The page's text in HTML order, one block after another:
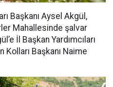
Başkanı Aysel Akgül,
Mahallesinde şalvar
İl Başkan Yardımcıları
Kolları Başkanı Naime